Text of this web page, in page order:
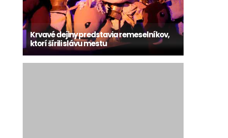
Krvavé dejiny predstavia remeselníkov,
ktorí šírili slávu mestu